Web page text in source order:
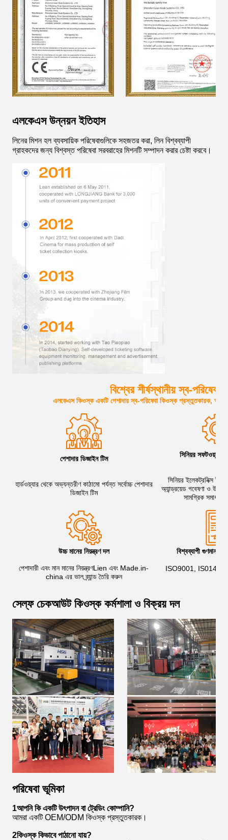
এলকেএস উন্নয়ন ইতিহাস
লিনের মিশন হল ব্যবসায়িক পরিষেবাগুলিকে সহজতর করা, লিন বিশ্বব্যাপী
গ্রাহকদের জন্য বিশ্বস্ত পরিষেবা সরবরাহের মিশনটি সম্পাদন করার চেষ্টা করবে।
বিশ্বের শীর্ষস্থানীয় স্ব-
এলকেএস কিওস্ক একটি পেশাদার স্ব-পরিষেবা কিওস্ক প্রস্তুতকারক,
পেশাদার ডিজাইন টিম
সিনিয়র সফটওয়্যার
হার্ডওয়্যার থেকে অভ্যন্তরীণ কাঠামো পর্যন্ত সর্বোচ্চ পেশাদার
ডিজাইন টিম
সিনিয়র ইলেকট্রনিক্স
অ্যান্ড্রয়েড গবেষণা ও
সামগ্রিক সমাধান
উচ্চ মানের নিয়ন্ত্রণ দল বিশ্বব্যাপী গুণমান
পেশাদারী এবং মান মানের নিয়ন্ত্রণLien এবং Made.in-
china এর ভাল ব্র্যান্ড তৈরি করুন
ISO9001,
সেল্ফ চেকআউট কিওস্ক কর্মশালা ও বিক্রয় দল
পরিষেবা ভূমিকা
1আপনি কি একটি উৎপাদন বা ট্রেডিং কোম্পানি?
আমরা একটি OEM/ODM কিওস্ক প্রস্তুতকারক।
2কিওস্ক কিভাবে পাঠানো যায়?